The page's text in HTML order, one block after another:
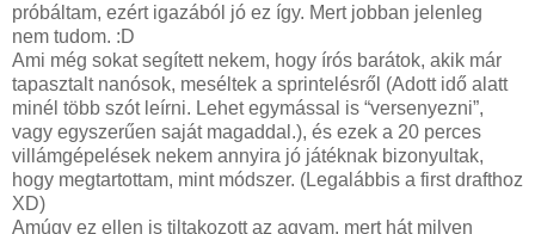
próbáltam, ezért igazából jó ez így. Mert jobban jelenleg
nem tudom. :D
Ami még sokat segített nekem, hogy írós barátok, akik már
tapasztalt nanósok, meséltek a sprintelésről (Adott idő alatt
minél több szót leírni. Lehet egymással is “versenyezni”,
vagy egyszerűen saját magaddal.), és ezek a 20 perces
villámgépelések nekem annyira jó játéknak bizonyultak,
hogy megtartottam, mint módszer. (Legalábbis a first drafthoz
XD)
Amúgy ez ellen is tiltakozott az agyam, mert hát milyen